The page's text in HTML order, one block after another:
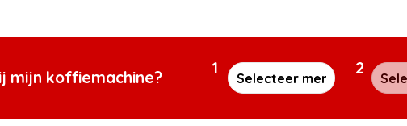
mijn koffiemachine? 1 2